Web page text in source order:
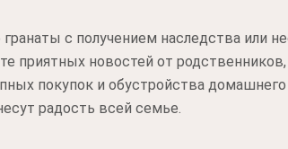
с получением наследства или
приятных новостей от
покупок и обустройства
радость всей семье.